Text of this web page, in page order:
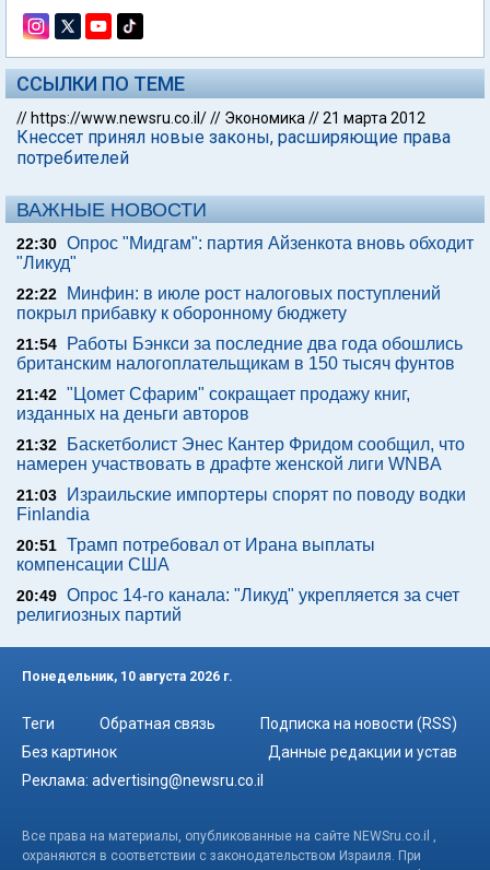
ССЫЛКИ ПО ТЕМЕ
// https://www.newsru.co.il/// Экономика //21 марта 2012
Кнессет принял новые законы, расширяющие права
потребителей
ВАЖНЫЕ НОВОСТИ
22:30 Опрос "Мидгам": партия Айзенкота вновь обходит
"Ликуд"
22:22
Минфин: в июле рост налоговых поступлений
покрыл прибавку к оборонному бюджету
21:54
Работы Бэнкси за последние два года обошлись
британским налогоплательщикам в 150 тысяч фунтов
21:42 "Цомет Сфарим" сокращает продажу книг,
изданных на деньги авторов
21:32
Баскетболист Энес Кантер Фридом сообщил, что
намерен участвовать в драфте женской лиги WNBA
21:03
Израильские импортеры спорят по поводу водки
Finlandia
20:51 Трамп потребовал от Ирана выплаты
компенсации США
20:49 Опрос 14-го канала: "Ликуд" укрепляется за счет
религиозных партий
Понедельник, 10 августа 2026 г.
Теги Обратная связь
Подписка на новости (RSS)
Без картинок
Данные редакции и устав
Реклама: advertising@newsru.co.il
Все права на материалы, опубликованные на сайте NEWSru.co.il ,
охраняются в соответствии с законодательством Израиля. При